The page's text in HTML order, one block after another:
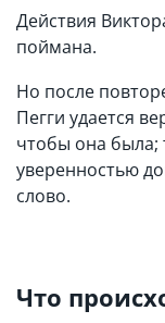
Действия
поймана.
Но после
Пегги удается
чтобы она была;
уверенностью
слово.
Что